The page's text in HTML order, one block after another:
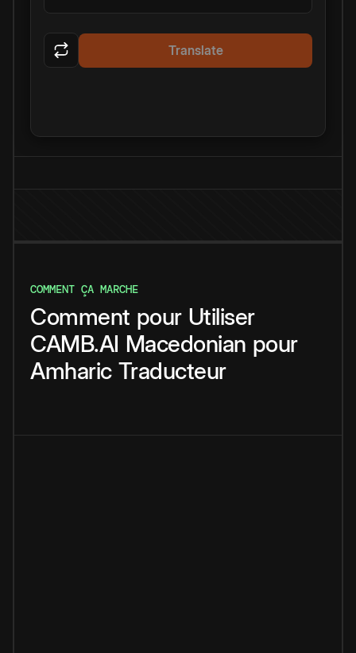
Translate
COMMENT ÇA MARCHE
Comment pour Utiliser
CAMB.AI Macedonian pour
Amharic Traducteur